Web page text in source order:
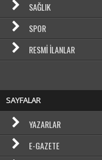
SAĞLIK
SPOR
RESMI İLANLAR
SAYFALAR
YAZARLAR
E-GAZETE